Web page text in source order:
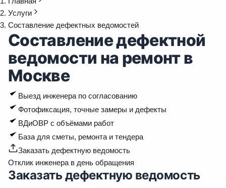
Услуги
Составление дефектных ведомостей
Составление дефектной
ведомости на ремонт в
Москве
Выезд инженера по согласованию
Фотофиксация, точные замеры и дефекты
ВДиОВР с объёмами работ
База для сметы, ремонта и тендера
Заказать дефектную ведомость
Отклик инженера в день обращения
Заказать дефектную ведомость